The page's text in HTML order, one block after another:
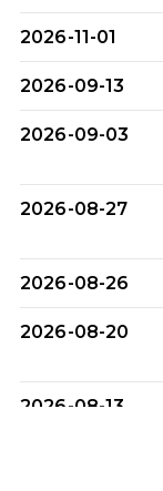
2026-11-01
2026-09-13
2026-09-03
2026-08-27
2026-08-26
2026-08-20
2026-08-13